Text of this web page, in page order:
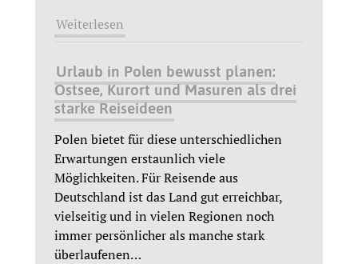
Weiterlesen
Urlaub in Polen bewusst planen:
Ostsee, Kurort und Masuren als drei
starke Reiseideen
Polen bietet für diese unterschiedlichen
Erwartungen erstaunlich viele
Möglichkeiten. Für Reisende aus
Deutschland ist das Land gut erreichbar,
vielseitig und in vielen Regionen noch
immer persönlicher als manche stark
überlaufenen…